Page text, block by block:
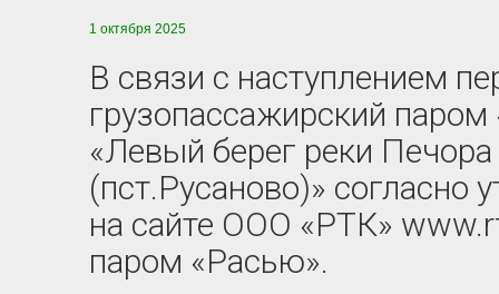
1 октября 2025
В связи с наступлением
грузопассажирский
«Левый берег реки
(пст.Русаново)»
на сайте ООО «РТК»
паром «Расью».